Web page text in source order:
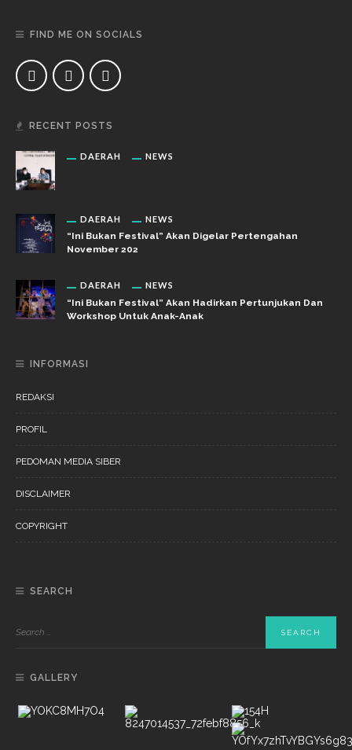
FIND ME ON SOCIALS
RECENT POSTS
DAERAH NEWS
DAERAH NEWS
“Ini Bukan Festival” Akan Digelar Pertengahan
November 202
DAERAH NEWS
“Ini Bukan Festival” Akan Hadirkan Pertunjukan Dan
Workshop Untuk Anak-Anak
INFORMASI
REDAKSI
PROFIL
PEDOMAN MEDIA SIBER
DISCLAIMER
COPYRIGHT
SEARCH
GALLERY